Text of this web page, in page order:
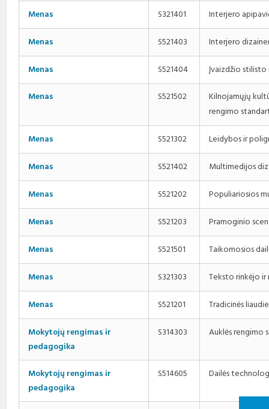
Menas S321401 Interjero
Menas S521403 Interjero
Menas S521404
Įvaizdžio
Menas
S521502
Kilnojamųjų
rengimo
Menas S521302 Leidybos ir
Menas S521402 Multimedijos
Menas S521202 Populiariosios
Menas S521203 Pramoginio
Menas S521501 Taikomosios
Menas S321303 Teksto rinkėjo
Menas S521201 Tradicinės
Mokytojų rengimas ir
pedagogika
S314303 Auklės rengimo
Mokytojų rengimas ir
pedagogika
S514605 Dailės